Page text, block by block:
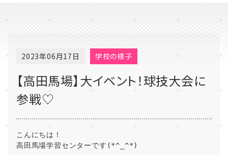
2023年06月17日 学校の様子
【高田馬場】大イベント！球技大会に
参戦♡
こんにちは！
高田馬場学習センターです(*^_^*)